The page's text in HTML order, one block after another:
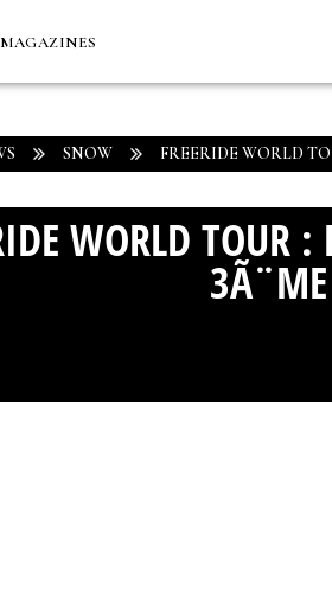
MAGAZINES
SNOW FREERIDE WORLD
WORLD TOUR